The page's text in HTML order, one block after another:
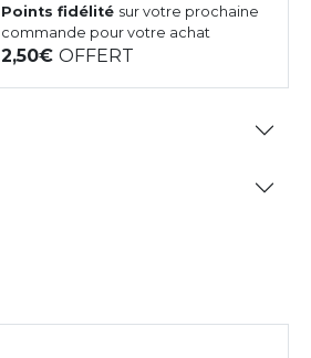
Points fidélité sur votre prochaine
commande pour votre achat
2,50OFFERT